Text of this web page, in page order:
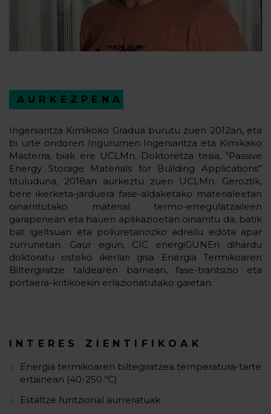
AURKEZPENA
Ingeniaritza Kimikoko Gradua burutu zuen 2012an, eta
bi urte ondoren Ingurumen Ingeniaritza eta Kimikako
Masterra, biak ere UCLMn. Doktoretza tesia, “Passive
Energy Storage Materials for Building Applications”
tituluduna, 2018an aurkeztu zuen UCLMn. Geroztik,
bere ikerketa-jarduera fase-aldaketako materialeetan
oinarritutako material termo-erregulatzaileen
garapenean eta hauen aplikazioetan oinarritu da, batik
bat igeltsuan eta poliuretanozko adreilu edota apar
zurrunetan. Gaur egun, CIC energiGUNEn dihardu
doktoratu osteko ikerlari gisa Energia Termikoaren
Biltergiratze taldearen barnean, fase-trantsizio eta
portaera-kritikoekin erlazionatutako gaietan.
INTERES ZIENTIFIKOAK
Energia termikoaren biltegiratzea temperatura-tarte
ertainean (40-250 ºC)
Estaltze funtzional aurreratuak